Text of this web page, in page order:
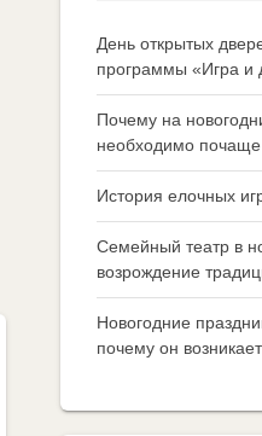
День открытых
программы «Игра и
Почему на
необходимо почаще
История елочных
Семейный театр в
возрождение
Новогодние
почему он